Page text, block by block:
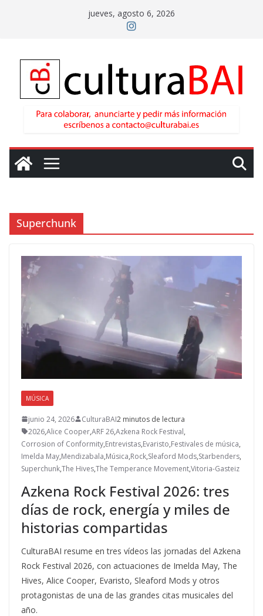
jueves, agosto 6, 2026
Superchunk
MÚSICA
junio 24, 2026 CulturaBAI2 minutos de lectura
2026,Alice Cooper,ARF 26,Azkena Rock Festival,
Corrosion of Conformity,Entrevistas,Evaristo,Festivales de música,
Imelda May,Mendizabala,Música,Rock,Sleaford Mods,Starbenders,
Superchunk,The Hives,The Temperance Movement,Vitoria-Gasteiz
Azkena Rock Festival 2026: tres
días de rock, energía y miles de
historias compartidas
CulturaBAI resume en tres vídeos las jornadas del Azkena
Rock Festival 2026, con actuaciones de Imelda May, The
Hives, Alice Cooper, Evaristo, Sleaford Mods y otros
protagonistas de una de las grandes citas musicales del
año.